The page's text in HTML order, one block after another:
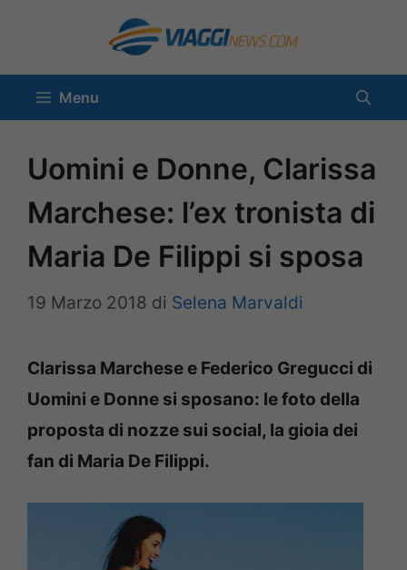
contenuto
Menu
Uomini e Donne, Clarissa
Marchese: l’ex tronista di
Maria De Filippi si sposa
19 Marzo 2018 di Selena Marvaldi
Clarissa Marchese e Federico Gregucci di
Uomini e Donne si sposano: le foto della
proposta di nozze sui social, la gioia dei
fan di Maria De Filippi.